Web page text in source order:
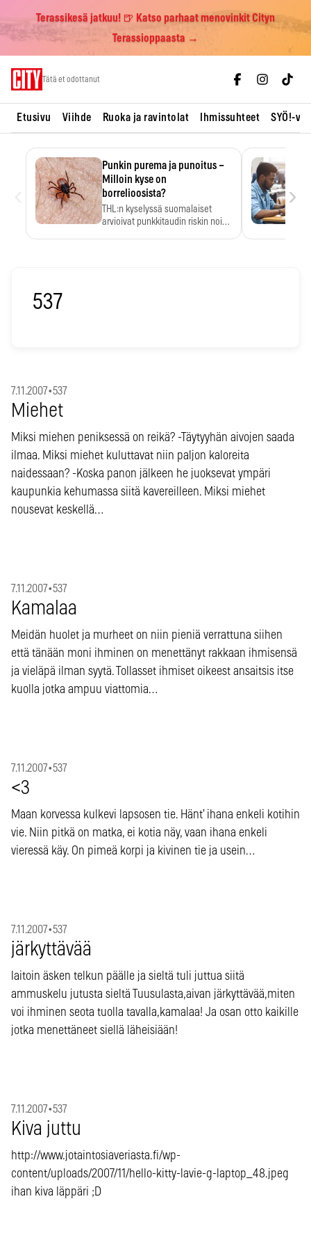
Terassikesä jatkuu! 🍺 Katso parhaat menovinkit Cityn
Terassioppaasta →
Tätä et odottanut
Etusivu Viihde Ruoka ja ravintolat Ihmissuhteet SYÖ!-
Punkin purema ja punoitus –
Milloin kyse on
borrelioosista?
THL:n kyselyssä suomalaiset
arvioivat punkkitaudin riskin noin
›
537
7.11.2007•537
Miehet
Miksi miehen peniksessä on reikä? -Täytyyhän aivojen saada
ilmaa. Miksi miehet kuluttavat niin paljon kaloreita
naidessaan? -Koska panon jälkeen he juoksevat ympäri
kaupunkia kehumassa siitä kavereilleen. Miksi miehet
nousevat keskellä…
7.11.2007•537
Kamalaa
Meidän huolet ja murheet on niin pieniä verrattuna siihen
että tänään moni ihminen on menettänyt rakkaan ihmisensä
ja vieläpä ilman syytä. Tollasset ihmiset oikeest ansaitsis itse
kuolla jotka ampuu viattomia…
7.11.2007•537
<3
Maan korvessa kulkevi lapsosen tie. Hänt’ ihana enkeli kotihin
vie. Niin pitkä on matka, ei kotia näy, vaan ihana enkeli
vieressä käy. On pimeä korpi ja kivinen tie ja usein…
7.11.2007•537
järkyttävää
laitoin äsken telkun päälle ja sieltä tuli juttua siitä
ammuskelu jutusta sieltä Tuusulasta,aivan järkyttävää,miten
voi ihminen seota tuolla tavalla,kamalaa! Ja osan otto kaikille
jotka menettäneet siellä läheisiään!
7.11.2007•537
Kiva juttu
http://www.jotaintosiaveriasta.fi/wp-
content/uploads/2007/11/hello-kitty-lavie-g-laptop_48.jpeg
ihan kiva läppäri ;D